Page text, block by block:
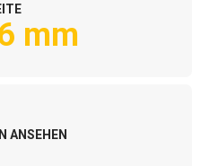
mm
ANSEHEN